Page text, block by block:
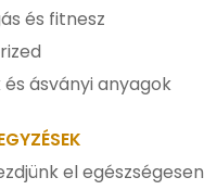
és fitnesz
ásványi anyagok
el